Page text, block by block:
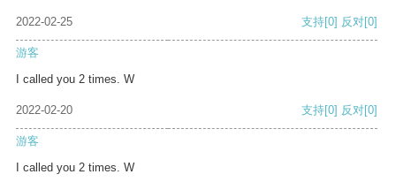
2022-02-25 支持[0] 反对[0]
游客
I called you 2 times. W
2022-02-20 支持[0] 反对[0]
游客
I called you 2 times. W